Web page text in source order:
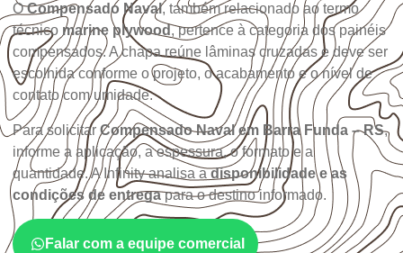
OCompensado Naval, também relacionado ao termo
técnico marine plywood, pertence à categoria dos painéis
compensados. A chapa reúne lâminas cruzadas e deve ser
escolhida conforme o projeto, o acabamento e o nível de
contato com umidade.
Para solicitar Compensado Naval em Barra Funda – RS,
informe a aplicação, a espessura, o formato e a
quantidade. A Infinity analisa adisponibilidade e as
condições de entregapara o destino informado.
Falar com a equipe comercial